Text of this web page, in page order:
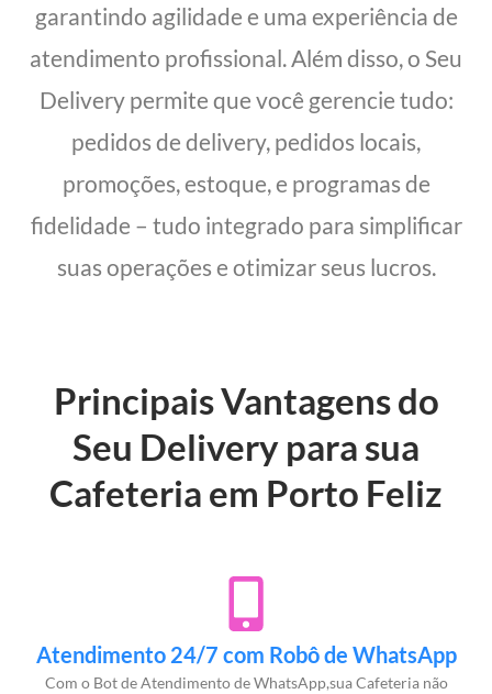
garantindo agilidade e uma experiência de
atendimento profissional. Além disso, o Seu
Delivery permite que você gerencie tudo:
pedidos de delivery, pedidos locais,
promoções, estoque, e programas de
fidelidade – tudo integrado para simplificar
suas operações e otimizar seus lucros.
Principais Vantagens do
Seu Delivery para sua
Cafeteria em Porto Feliz
Atendimento 24/7 com Robô de WhatsApp
Com o Bot de Atendimento de WhatsApp,sua Cafeteria não